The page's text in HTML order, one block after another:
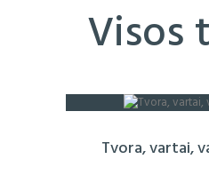
Visos
Tvora, vartai,